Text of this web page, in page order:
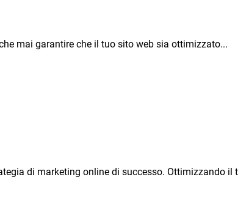
mai garantire che il tuo sito web sia ottimizzato...
di marketing online di successo. Ottimizzando il